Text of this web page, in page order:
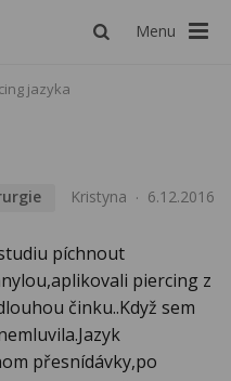
Menu
jazyka
Kristyna 6.12.2016
píchnout
piercing z
činku..Když sem
přesnídávky,po